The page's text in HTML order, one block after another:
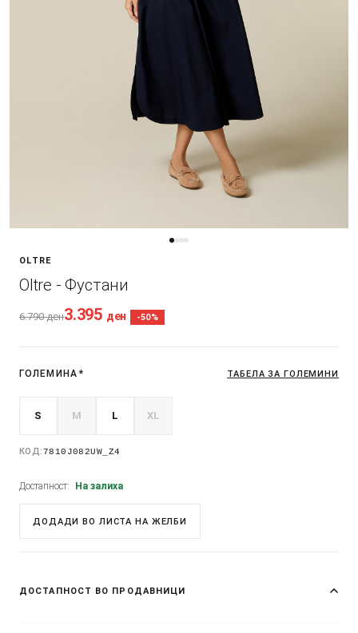
OLTRE
Oltre - Фустани
6.790ден3.395 ден -50%
ГОЛЕМИНА * ТАБЕЛА ЗА ГОЛЕМИНИ
S M L XL
КОД:7810J082UW_Z4
Достапност: На залиха
ДОДАДИ ВО ЛИСТА НА ЖЕЛБИ
ДОСТАПНОСТ ВО ПРОДАВНИЦИ